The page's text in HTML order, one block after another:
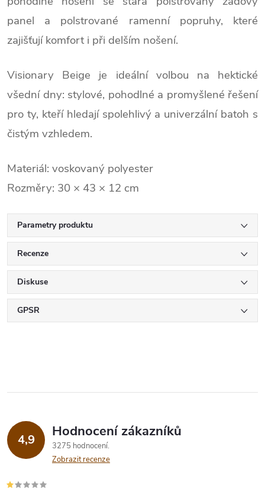
panel a polstrované ramenní popruhy, které
zajišťují komfort i při delším nošení.
Visionary Beige je ideální volbou na hektické
všední dny: stylové, pohodlné a promyšlené řešení
pro ty, kteří hledají spolehlivý a univerzální batoh s
čistým vzhledem.
Materiál: voskovaný polyester
Rozměry: 30 × 43 × 12 cm
Parametry produktu
Recenze
Diskuse
GPSR
4,9 Hodnocení zákazníků
3275 hodnocení
Zobrazit recenze